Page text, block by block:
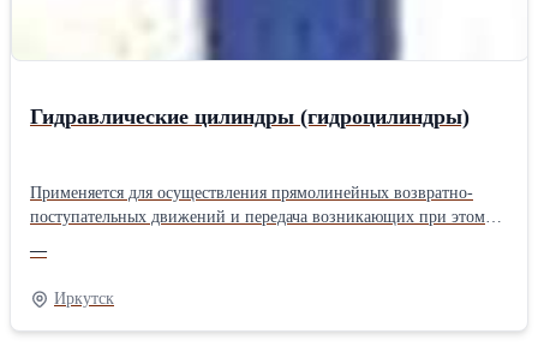
Гидравлические цилиндры (гидроцилиндры)
Применяется для осуществления прямолинейных возвратно-
поступательных движений и передача возникающих при этом
—
Иркутск